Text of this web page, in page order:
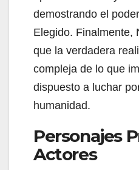
demostrando el
Elegido. Finalmente,
que la verdadera
compleja de lo que
dispuesto a luchar
humanidad.
Personajes
Actores